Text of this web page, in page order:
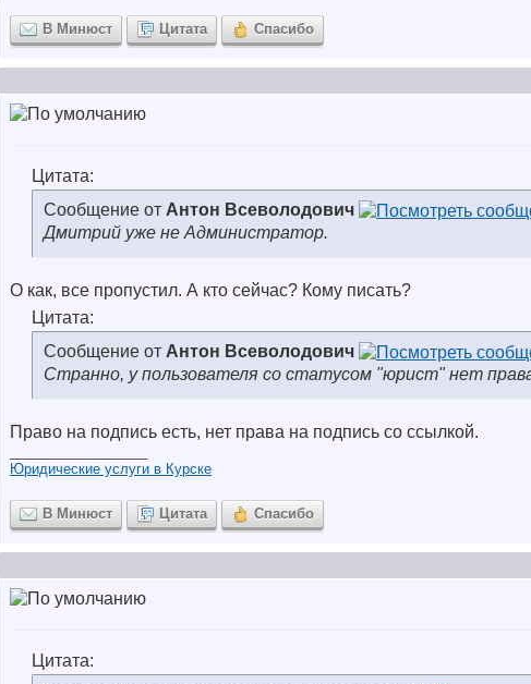
В Минюст Цитата Спасибо
Цитата:
Сообщение от Антон Всеволодович
Дмитрий уже не Администратор.
О как, все пропустил. А кто сейчас? Кому писать?
Цитата:
Сообщение от Антон Всеволодович
Странно, у пользователя со статусом "юрист" нет
Право на подпись есть, нет права на подпись со ссылкой.
Юридические услуги в Курске
В Минюст Цитата Спасибо
Цитата: